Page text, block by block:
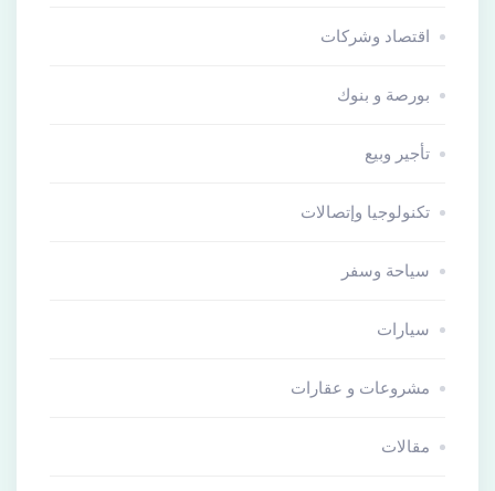
اقتصاد وشركات
بورصة و بنوك
تأجير وبيع
تكنولوجيا وإتصالات
سياحة وسفر
سيارات
مشروعات و عقارات
مقالات